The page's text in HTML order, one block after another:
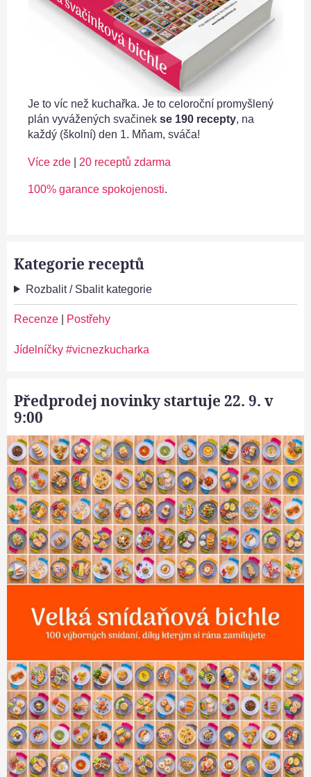
Je to víc než kuchařka. Je to celoroční promyšlený
plán vyvážených svačinek se 190 recepty, na
každý (školní) den 1. Mňam, sváča!
Více zde 20 receptů zdarma
100% garance spokojenosti.
Kategorie receptů
Rozbalit / Sbalit kategorie
Recenze Postřehy
Jídelníčky #vicnezkucharka
Předprodej novinky startuje 22. 9. v
9:00